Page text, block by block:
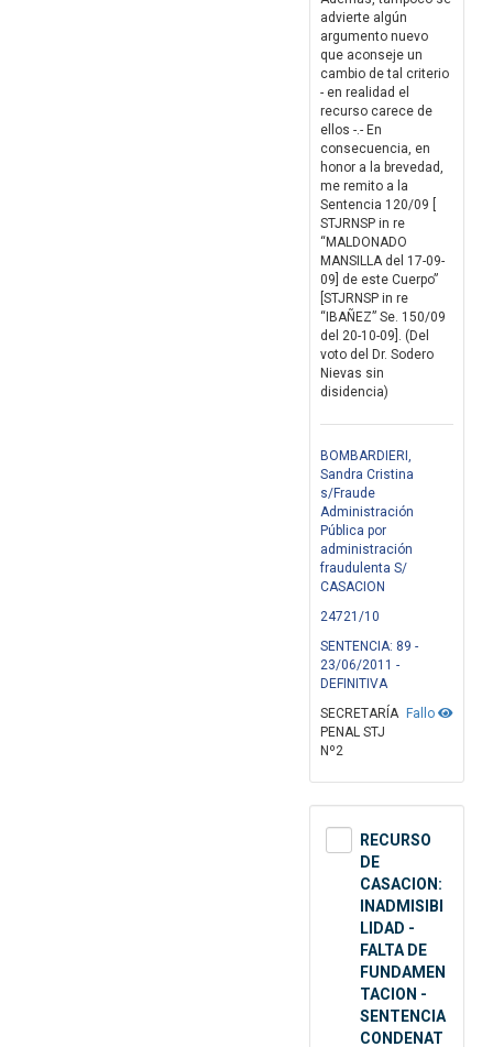
advierte algún
argumento nuevo
que aconseje un
cambio de tal criterio
- en realidad el
recurso carece de
ellos -.- En
consecuencia, en
honor a la brevedad,
me remito a la
Sentencia 120/09 [
STJRNSP in re
“MALDONADO
MANSILLA del 17-09-
09] de este Cuerpo”
[STJRNSP in re
“IBAÑEZ” Se. 150/09
del 20-10-09]. (Del
voto del Dr. Sodero
Nievas sin
disidencia)
BOMBARDIERI,
Sandra Cristina
s/Fraude
Administración
Pública por
administración
fraudulenta S/
CASACION
24721/10
SENTENCIA: 89 -
23/06/2011 -
DEFINITIVA
Fallo
SECRETARÍA
PENAL STJ
Nº2
RECURSO
DE
CASACION:
INADMISIBI
LIDAD -
FALTA DE
FUNDAMEN
TACION -
SENTENCIA
CONDENAT